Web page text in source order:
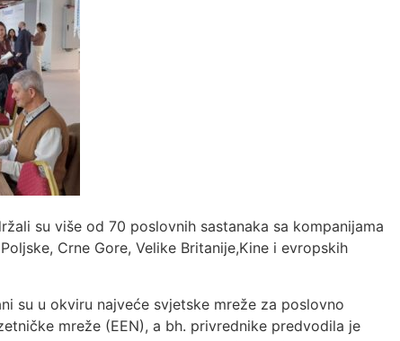
su više od 70 poslovnih sastanaka sa kompanijama
Crne Gore, Velike Britanije,Kine i evropskih
su u okviru najveće svjetske mreže za poslovno
mreže (EEN), a bh. privrednike predvodila je